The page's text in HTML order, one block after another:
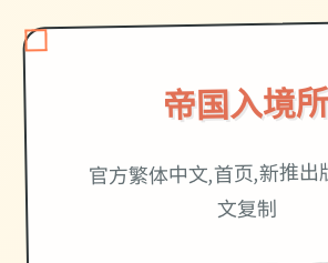
帝国入境所
官方繁体中文,首页,新推出
文复制